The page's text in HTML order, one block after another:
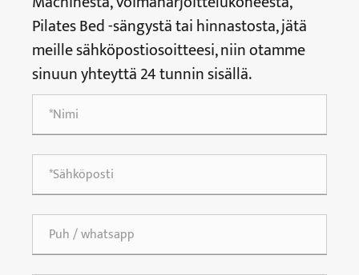
Pilates Bed -sängystä tai hinnastosta, jätä
meille sähköpostiosoitteesi, niin otamme
sinuun yhteyttä 24 tunnin sisällä.